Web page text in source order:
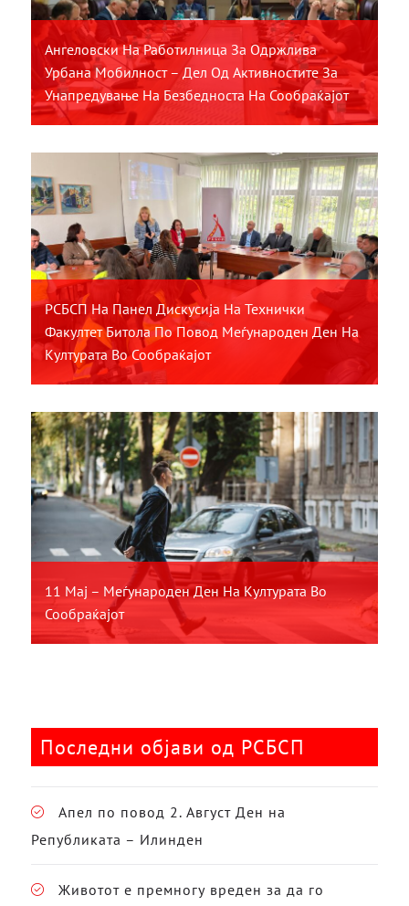
Ангеловски На Работилница За Одржлива
Урбана Мобилност – Дел Од Активностите За
Унапредување На Безбедноста На Сообраќајот
РСБСП На Панел Дискусија На Технички
Факултет Битола По Повод Меѓународен Ден На
Културата Во Сообраќајот
11 Мај – Меѓународен Ден На Културата Во
Сообраќајот
Последни објави од РСБСП
Апел по повод 2. Август Ден на
Републиката – Илинден
Животот е премногу вреден за да го